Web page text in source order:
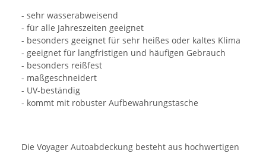
- sehr wasserabweisend
- für alle Jahreszeiten geeignet
- besonders geeignet für sehr heißes oder kaltes Klima
- geeignet für langfristigen und häufigen Gebrauch
- besonders reißfest
- maßgeschneidert
- UV-beständig
- kommt mit robuster Aufbewahrungstasche
Die Voyager Autoabdeckung besteht aus hochwertigen